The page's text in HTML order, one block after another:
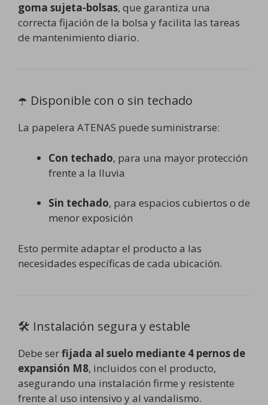
goma sujeta-bolsas, que garantiza una
correcta fijación de la bolsa y facilita las tareas
de mantenimiento diario.
☂️ Disponible con o sin techado
La papelera ATENAS puede suministrarse:
Con techado, para una mayor protección
frente a la lluvia
Sin techado, para espacios cubiertos o de
menor exposición
Esto permite adaptar el producto a las
necesidades específicas de cada ubicación.
🛠️ Instalación segura y estable
Debe serfijada al suelo mediante 4 pernos de
expansión M8, incluidos con el producto,
asegurando una instalación firme y resistente
frente al uso intensivo y al vandalismo.